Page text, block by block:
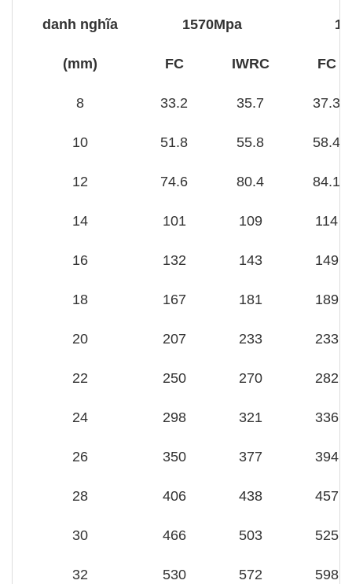
danh nghĩa 1570Mpa
(mm) FC IWRC FC
8 33.2 35.7 37.3
10 51.8 55.8 58.4
12 74.6 80.4 84.1
14 101 109 114
16 132 143 149
18 167 181 189
20 207 233 233
22 250 270 282
24 298 321 336
26 350 377 394
28 406 438 457
30 466 503 525
32 530 572 598